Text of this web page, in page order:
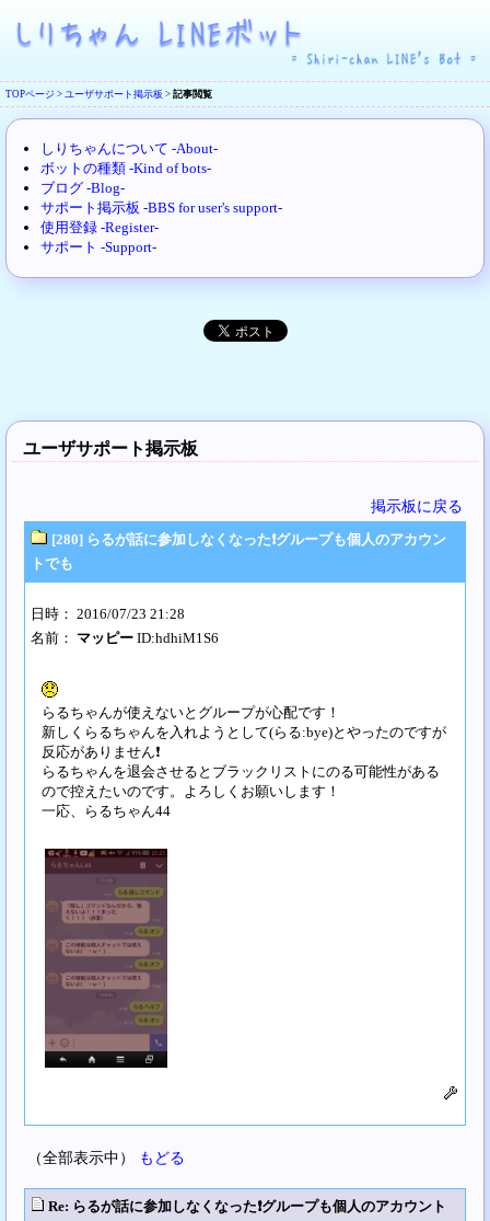
TOPページ > ユーザサポート掲示板 > 記事閲覧
しりちゃんについて -About-
ボットの種類 -Kind of bots-
ブログ -Blog-
サポート掲示板 -BBS for user's support-
使用登録 -Register-
サポート -Support-
ユーザサポート掲示板
掲示板に戻る
[280] らるが話に参加しなくなった❗グループも個人のアカウン
トでも
日時： 2016/07/23 21:28
名前： マッピー ID:hdhiM1S6
らるちゃんが使えないとグループが心配です！
新しくらるちゃんを入れようとして(らる:bye)とやったのですが
反応がありません❗
らるちゃんを退会させるとブラックリストにのる可能性がある
ので控えたいのです。よろしくお願いします！
一応、らるちゃん44
（全部表示中） もどる
Re: らるが話に参加しなくなった❗グループも個人のアカウント